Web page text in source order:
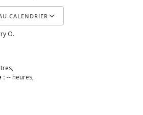
CALENDRIER
O.
: -- heures,